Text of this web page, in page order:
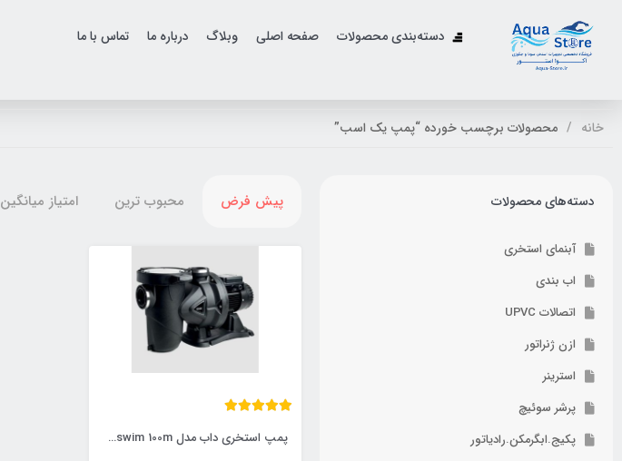
دسته‌بندی محصولات صفحه اصلی وبلاگ درباره ما تماس با ما
خانه محصولات برچسب خورده “پمپ یک اسب”
دسته‌های محصولات
آبنمای استخری
اب بندی
اتصالات UPVC
ازن ژنراتور
استرینر
پرشر سوئیچ
پکیج.ابگرمکن.رادیاتور
پیش فرض محبوب ترین امتیاز میانگین
پمپ استخری داب مدل euroswim 100m